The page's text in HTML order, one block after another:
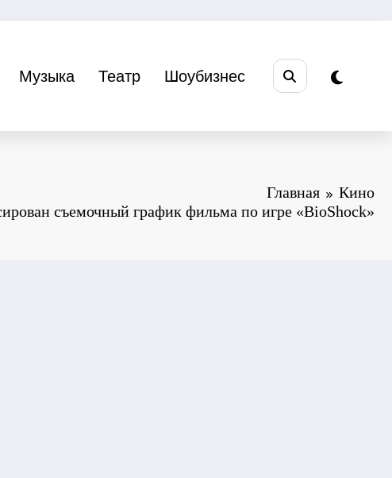
Музыка Театр Шоубизнес
Главная
Кино
съемочный график фильма по игре «BioShock»